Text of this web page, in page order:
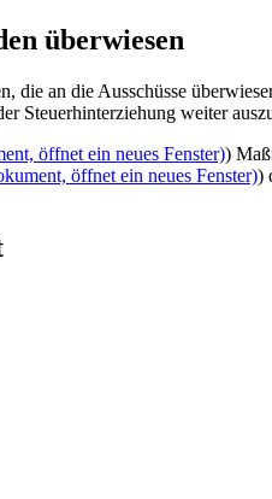
überwiesen
die an die Ausschüsse
Steuerhinterziehung weiter
öffnet ein neues Fenster))
öffnet ein neues Fenster))